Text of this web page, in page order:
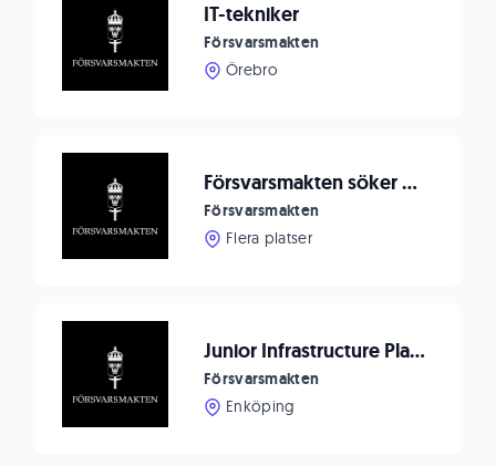
IT-tekniker
Försvarsmakten
Örebro
Försvarsmakten söker Systemtekniker/IT-tekniker till Luleå/Boden
Försvarsmakten
Flera platser
Junior Infrastructure Plattform Engineer
Försvarsmakten
Enköping